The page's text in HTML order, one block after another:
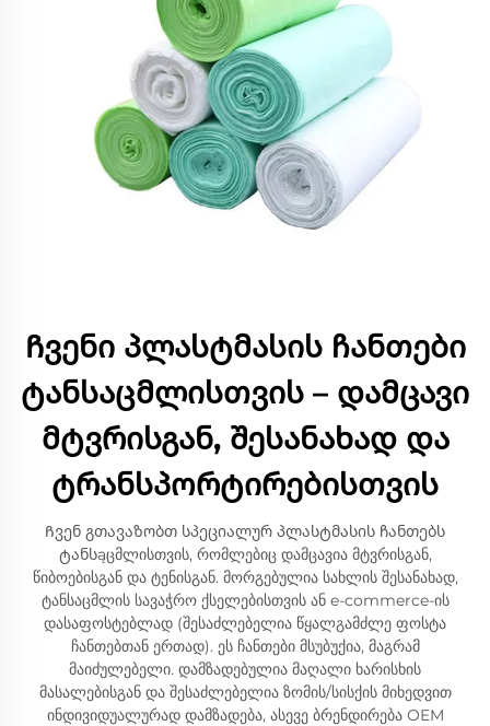
Ჩვენი პლასტმასის ჩანთები
ტანსაცმლისთვის – დამცავი
მტვრისგან, შესანახად და
ტრანსპორტირებისთვის
Ჩვენ გთავაზობთ სპეციალურ პლასტმასის ჩანთებს
ტანსąცმლისთვის, რომლებიც დამცავია მტვრისგან,
წიბოებისგან და ტენისგან. მორგებულია სახლის შესანახად,
ტანსაცმლის სავაჭრო ქსელებისთვის ან e-commerce-ის
დასაფოსტებლად (შესაძლებელია წყალგამძლე ფოსტა
ჩანთებთან ერთად). ეს ჩანთები მსუბუქია, მაგრამ
მაიძულებელი. დამზადებულია მაღალი ხარისხის
მასალებისგან და შესაძლებელია ზომის/სისქის მიხედვით
ინდივიდუალურად დამზადება, ასევე ბრენდირება OEM